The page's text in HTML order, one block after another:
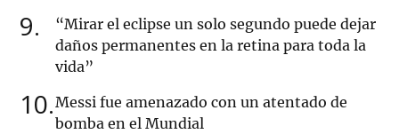
9
“Mirar el eclipse un solo segundo puede dejar
daños permanentes en la retina para toda la
vida”
10 Messi fue amenazado con un atentado de
bomba en el Mundial